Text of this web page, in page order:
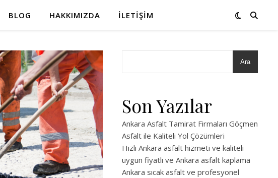
BLOG HAKKIMIZDA İLETIŞIM
Ara
Son Yazılar
Ankara Asfalt Tamirat Firmaları Göçmen
Asfalt ile Kaliteli Yol Çözümleri
Hızlı Ankara asfalt hizmeti ve kaliteli
uygun fiyatlı ve Ankara asfalt kaplama
Ankara sıcak asfalt ve profesyonel